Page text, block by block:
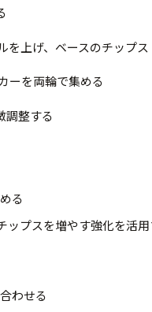
上げ、ベースのチップ
ーを両輪で集める
調整する
る
ップスを増やす強化を活用
わせる